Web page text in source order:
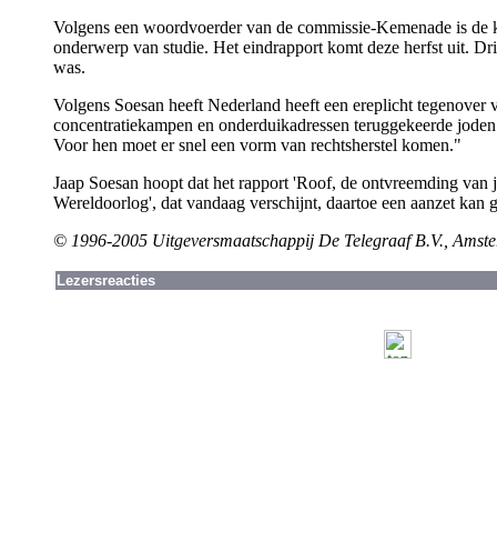
Volgens een woordvoerder van de commissie-Kemenade is
onderwerp van studie. Het eindrapport komt deze herfst uit.
was.
Volgens Soesan heeft Nederland heeft een ereplicht
concentratiekampen en onderduikadressen teruggekeerde
Voor hen moet er snel een vorm van rechtsherstel komen."
Jaap Soesan hoopt dat het rapport 'Roof, de ontvreemding van
Wereldoorlog', dat vandaag verschijnt, daartoe een aanzet kan
© 1996-2005 Uitgeversmaatschappij De Telegraaf B.V.,
Lezersreacties